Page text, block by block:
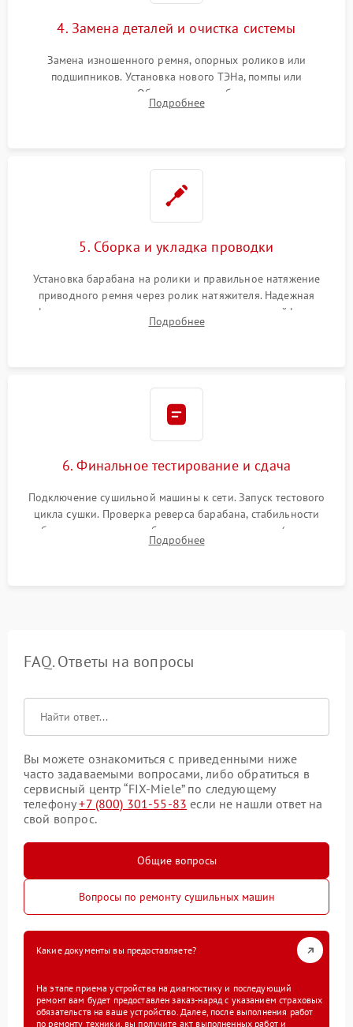
4. Замена деталей и очистка системы
Замена изношенного ремня, опорных роликов или
подшипников. Установка нового ТЭНа, помпы или
термодатчиков. Обязательная глубокая очистка
конденсатора, крыльчатки вентилятора и воздуховодов от
Подробнее
5. Сборка и укладка проводки
Установка барабана на ролики и правильное натяжение
приводного ремня через ролик натяжителя. Надежная
фиксация всех узлов, подключение клемм и шлейфов к
модулю управления. Монтаж корпусных панелей, люка и
Подробнее
6. Финальное тестирование и сдача
Подключение сушильной машины к сети. Запуск тестового
цикла сушки. Проверка реверса барабана, стабильности
набора температуры, работы дренажного насоса (откачка
конденсата) и отсутствия посторонних скрипов, стуков или
Подробнее
FAQ. Ответы на вопросы
Вы можете ознакомиться с приведенными ниже
часто задаваемыми вопросами, либо обратиться в
сервисный центр “FIX-Miele” по следующему
телефону+7 (800) 301-55-83 если не нашли ответ на
свой вопрос.
Общие вопросы
Вопросы по ремонту сушильных машин
Какие документы вы предоставляете?
На этапе приема устройства на диагностику и последующий
ремонт вам будет предоставлен заказ-наряд с указанием страховых
обязательств на ваше устройство. Далее, после выполнения работ
по ремонту техники, вы получите акт выполненных работ и